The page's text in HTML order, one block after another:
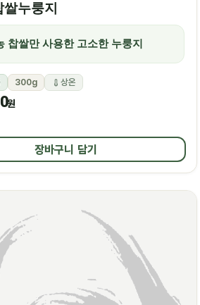
누룽지
찹쌀만 사용한 고소한 누룽지
300g 상온
원
장바구니 담기